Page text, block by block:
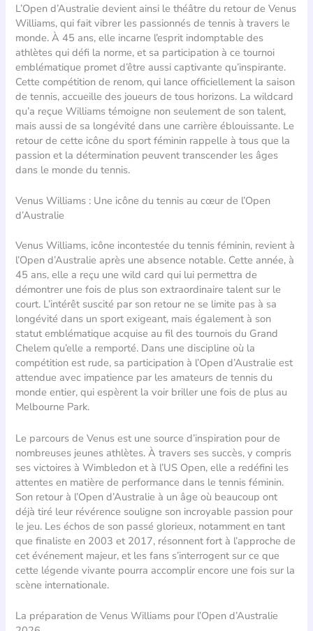
L’Open d’Australie devient ainsi le théâtre du retour de Venus
Williams, qui fait vibrer les passionnés de tennis à travers le
monde. À 45 ans, elle incarne l’esprit indomptable des
athlètes qui défi la norme, et sa participation à ce tournoi
emblématique promet d’être aussi captivante qu’inspirante.
Cette compétition de renom, qui lance officiellement la saison
de tennis, accueille des joueurs de tous horizons. La wildcard
qu’a reçue Williams témoigne non seulement de son talent,
mais aussi de sa longévité dans une carrière éblouissante. Le
retour de cette icône du sport féminin rappelle à tous que la
passion et la détermination peuvent transcender les âges
dans le monde du tennis.
Venus Williams : Une icône du tennis au cœur de l’Open
d’Australie
Venus Williams, icône incontestée du tennis féminin, revient à
l’Open d’Australie après une absence notable. Cette année, à
45 ans, elle a reçu une wild card qui lui permettra de
démontrer une fois de plus son extraordinaire talent sur le
court. L’intérêt suscité par son retour ne se limite pas à sa
longévité dans un sport exigeant, mais également à son
statut emblématique acquise au fil des tournois du Grand
Chelem qu’elle a remporté. Dans une discipline où la
compétition est rude, sa participation à l’Open d’Australie est
attendue avec impatience par les amateurs de tennis du
monde entier, qui espèrent la voir briller une fois de plus au
Melbourne Park.
Le parcours de Venus est une source d’inspiration pour de
nombreuses jeunes athlètes. À travers ses succès, y compris
ses victoires à Wimbledon et à l’US Open, elle a redéfini les
attentes en matière de performance dans le tennis féminin.
Son retour à l’Open d’Australie à un âge où beaucoup ont
déjà tiré leur révérence souligne son incroyable passion pour
le jeu. Les échos de son passé glorieux, notamment en tant
que finaliste en 2003 et 2017, résonnent fort à l’approche de
cet événement majeur, et les fans s’interrogent sur ce que
cette légende vivante pourra accomplir encore une fois sur la
scène internationale.
La préparation de Venus Williams pour l’Open d’Australie